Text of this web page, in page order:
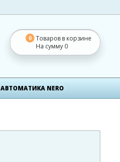
0
Товаров в корзине
На сумму 0
АВТОМАТИКА NERO